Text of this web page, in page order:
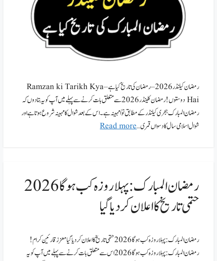
رمضان کیلنڈر 2026 – رمضان کی تاریخ کیا ہے – Ramzan ki Tarikh Kya
Hai دوستوں! رمضان کلینڈر 2026 سے متعلق بات کرنے سے پہلے میں آپ کو یہ بتادوں کہ
رمضان المبارک ہجری کیلنڈر کے مطابق نوّا مہینہ ہے۔اس کے بعد شوال کا مہینہ شروع ہوتا ہے اور
شوال اسلامی سال کا دسواں قمری …Read more
رمضان المبارک : پہلا روزہ کب ہوگا 2026
حتمی تاریخ کا اعلان کردیا گیا
رمضان المبارک : پہلا روزہ کب ہوگا 2026 حتمی تاریخ کا اعلان کردیا گیا معزز قارئین کرام !
رمضان المبارک : پہلا روزہ کب ہوگا 2026 اس سے متعلق بات کرنے سے پہلے میں آپ کو یہ